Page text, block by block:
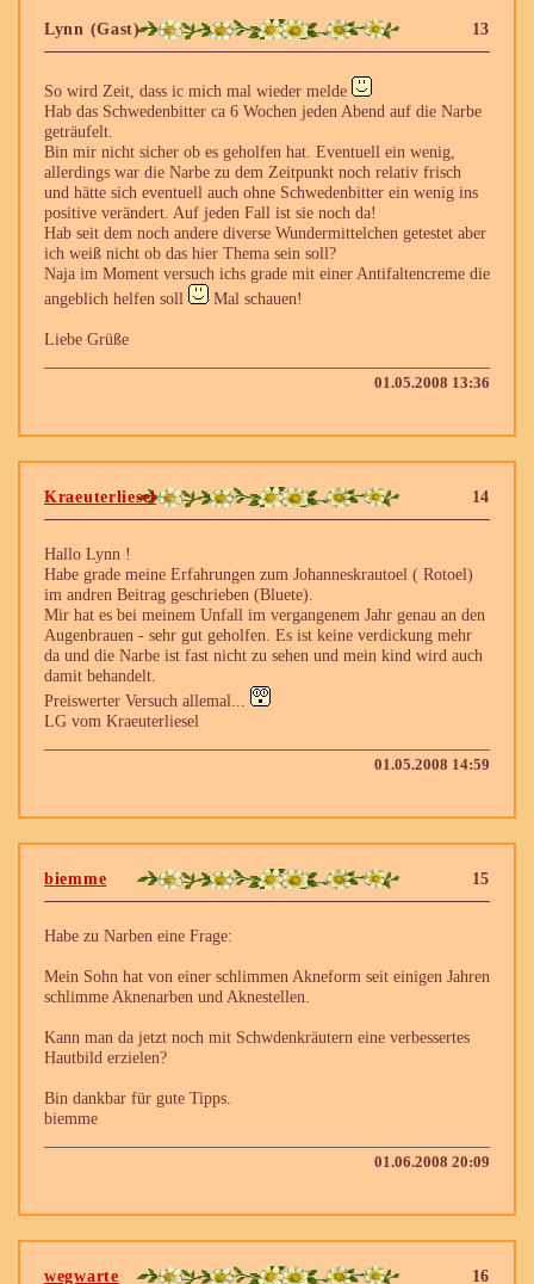
13
Lynn (Gast)
So wird Zeit, dass ic mich mal wieder melde
Hab das Schwedenbitter ca 6 Wochen jeden Abend auf die Narbe
geträufelt.
Bin mir nicht sicher ob es geholfen hat. Eventuell ein wenig,
allerdings war die Narbe zu dem Zeitpunkt noch relativ frisch
und hätte sich eventuell auch ohne Schwedenbitter ein wenig ins
positive verändert. Auf jeden Fall ist sie noch da!
Hab seit dem noch andere diverse Wundermittelchen getestet aber
ich weiß nicht ob das hier Thema sein soll?
Naja im Moment versuch ichs grade mit einer Antifaltencreme die
angeblich helfen soll
Mal schauen!
Liebe Grüße
01.05.2008 13:36
14
Kraeuterliesel
Hallo Lynn !
Habe grade meine Erfahrungen zum Johanneskrautoel ( Rotoel)
im andren Beitrag geschrieben (Bluete).
Mir hat es bei meinem Unfall im vergangenem Jahr genau an den
Augenbrauen - sehr gut geholfen. Es ist keine verdickung mehr
da und die Narbe ist fast nicht zu sehen und mein kind wird auch
damit behandelt.
Preiswerter Versuch allemal...
LG vom Kraeuterliesel
01.05.2008 14:59
15
biemme
Habe zu Narben eine Frage:
Mein Sohn hat von einer schlimmen Akneform seit einigen Jahren
schlimme Aknenarben und Aknestellen.
Kann man da jetzt noch mit Schwdenkräutern eine verbessertes
Hautbild erzielen?
Bin dankbar für gute Tipps.
biemme
01.06.2008 20:09
16
wegwarte